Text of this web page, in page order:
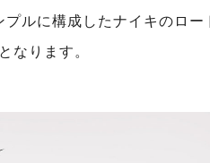
ルに構成したナイキのロー
なります。